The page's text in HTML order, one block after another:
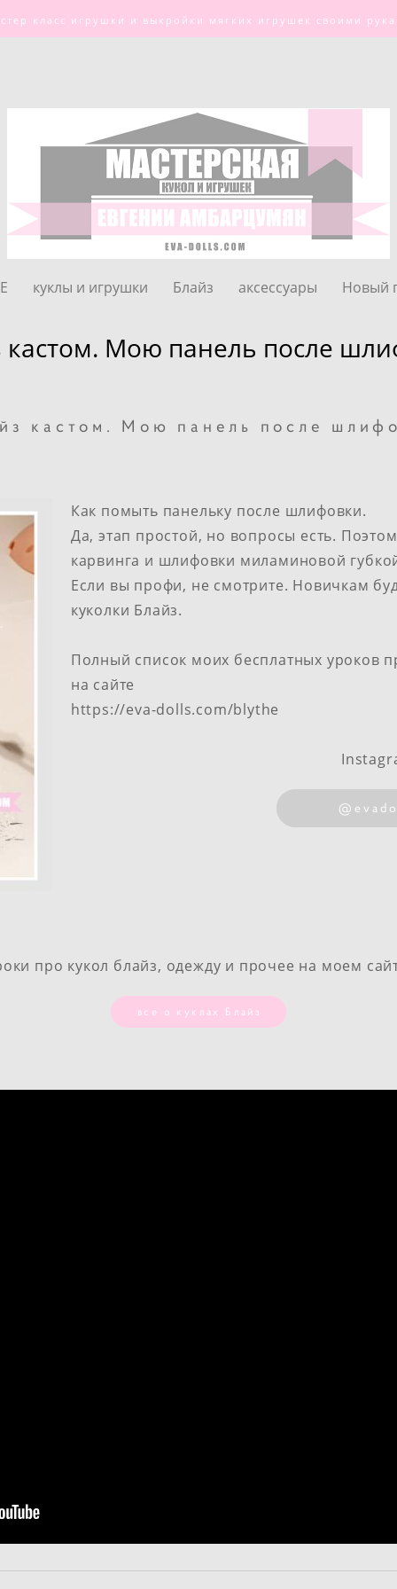
класс игрушки и выкройки мягких игрушек своими
куклы и игрушки Блайз аксессуары Новый
кастом. Мою панель после
кастом. Мою панель после
Как помыть панельку после шлифовки.
Да, этап простой, но вопросы есть.
карвинга и шлифовки миламиновой
Если вы профи, не смотрите. Новичкам
куколки Блайз.
Полный список моих бесплатных уроков
на сайте
https://eva-dolls.com/blythe
про кукол блайз, одежду и прочее на моем
все о куклах Блайз